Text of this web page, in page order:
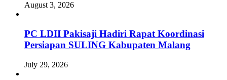
August 3, 2026
PC LDII Pakisaji Hadiri Rapat Koordinasi
Persiapan SULING Kabupaten Malang
July 29, 2026